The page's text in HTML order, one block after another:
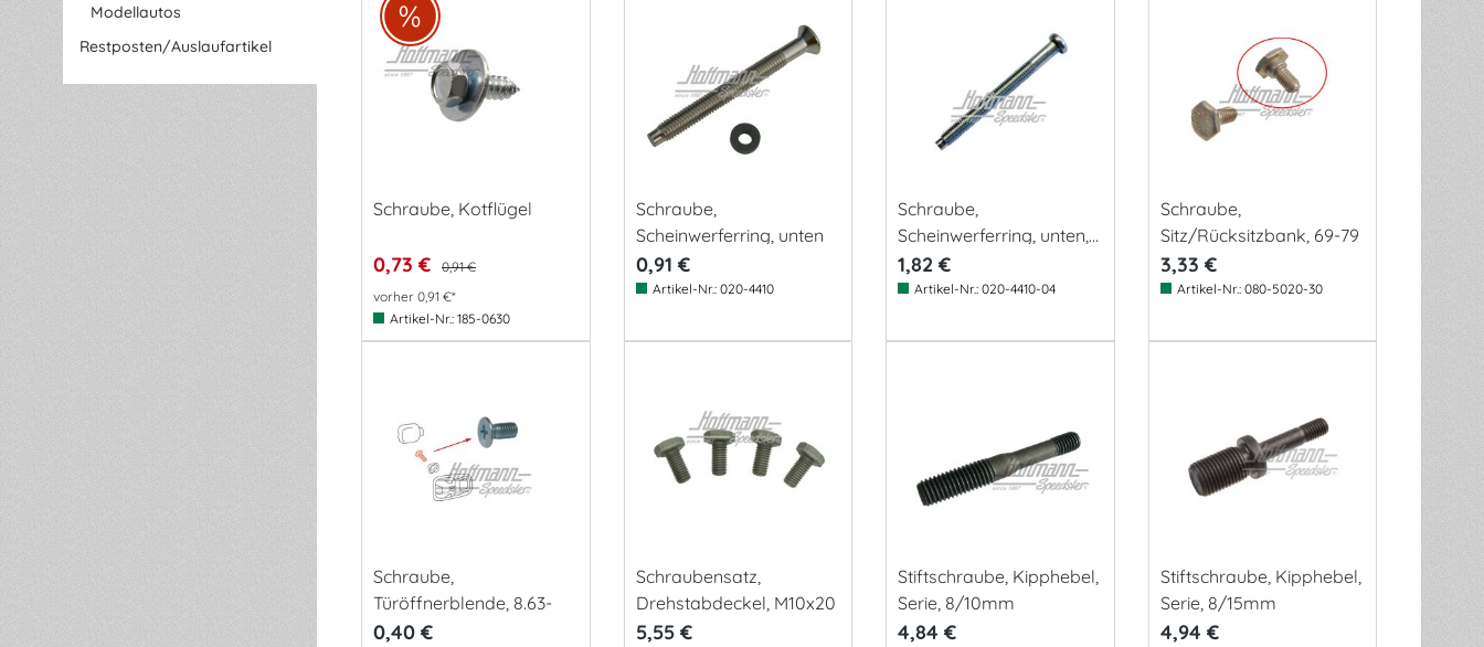
Modellautos
Restposten/Auslaufartikel
Schraube, Kotflügel
0,73 €
0,91 €
vorher 0,91 €*
Artikel-Nr.: 185-0630
Schraube,
Scheinwerferring, unten
0,91 €
Artikel-Nr.: 020-4410
Schraube,
Scheinwerferring, unten,
Edelstahl
1,82 €
Artikel-Nr.: 020-4410-04
Schraube,
Sitz/Rücksitzbank, 69-79
3,33 €
Artikel-Nr.: 080-5020-30
Schraube,
Türöffnerblende, 8.63-
0,40 €
Schraubensatz,
Drehstabdeckel, M10x20
5,55 €
Stiftschraube, Kipphebel,
Serie, 8/10mm
4,84 €
Stiftschraube, Kipphebel,
Serie, 8/15mm
4,94 €